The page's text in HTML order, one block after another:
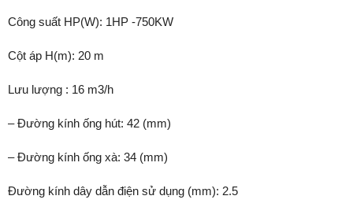
Công suất HP(W): 1HP -750KW
Cột áp H(m): 20 m
Lưu lượng : 16 m3/h
– Đường kính ống hút: 42 (mm)
– Đường kính ống xà: 34 (mm)
Đường kính dây dẫn điện sử dụng (mm): 2.5